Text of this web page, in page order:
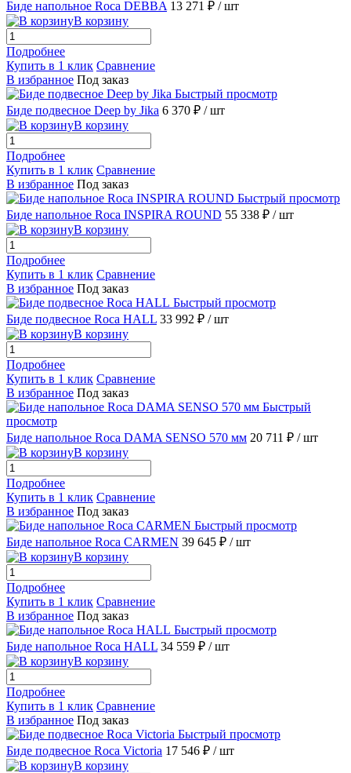
Биде напольное Roca DEBBA 13 271 ₽ / шт
В корзину
Подробнее
Купить в 1 клик Сравнение
В избранное Под заказ
Быстрый просмотр
Биде подвесное Deep by Jika 6 370 ₽ / шт
В корзину
Подробнее
Купить в 1 клик Сравнение
В избранное Под заказ
Быстрый просмотр
Биде напольное Roca INSPIRA ROUND 55 338 ₽ / шт
В корзину
Подробнее
Купить в 1 клик Сравнение
В избранное Под заказ
Быстрый просмотр
Биде подвесное Roca HALL 33 992 ₽ / шт
В корзину
Подробнее
Купить в 1 клик Сравнение
В избранное Под заказ
Быстрый
просмотр
Биде напольное Roca DAMA SENSO 570 мм 20 711 ₽ / шт
В корзину
Подробнее
Купить в 1 клик Сравнение
В избранное Под заказ
Быстрый просмотр
Биде напольное Roca CARMEN 39 645 ₽ / шт
В корзину
Подробнее
Купить в 1 клик Сравнение
В избранное Под заказ
Быстрый просмотр
Биде напольное Roca HALL 34 559 ₽ / шт
В корзину
Подробнее
Купить в 1 клик Сравнение
В избранное Под заказ
Быстрый просмотр
Биде подвесное Roca Victoria 17 546 ₽ / шт
В корзину